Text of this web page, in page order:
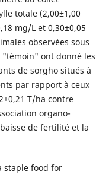
totale (2,00±1,00
mg/L et 0,30±0,05
observées sous
ont donné les
de sorgho situés à
par rapport à ceux
T/ha contre
organo-
de fertilité et la
staple food for